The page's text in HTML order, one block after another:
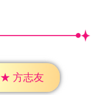
★ 方志友